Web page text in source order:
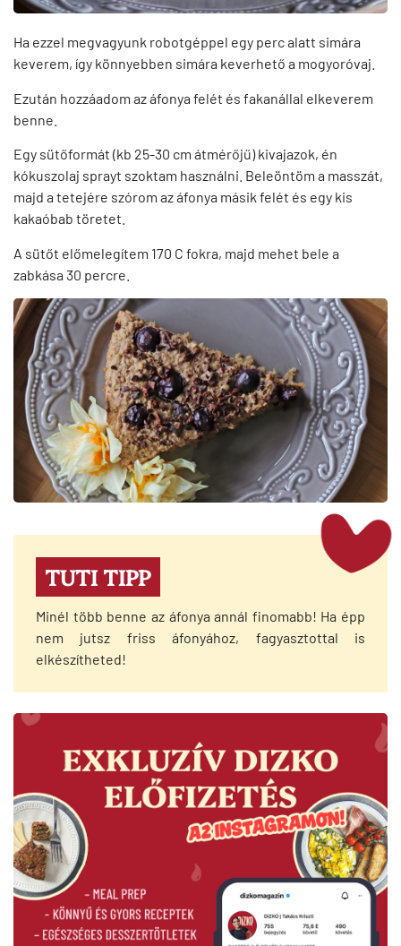
Ha ezzel megvagyunk robotgéppel egy perc alatt simára
keverem, így könnyebben simára keverhető a mogyoróvaj.
Ezután hozzáadom az áfonya felét és fakanállal elkeverem
benne.
Egy sütőformát (kb 25-30 cm átmérőjű) kivajazok, én
kókuszolaj sprayt szoktam használni. Beleöntöm a masszát,
majd a tetejére szórom az áfonya másik felét és egy kis
kakaóbab töretet.
A sütőt előmelegítem 170 C fokra, majd mehet bele a
zabkása 30 percre.
TUTI TIPP
Minél több benne az áfonya annál finomabb! Ha épp
nem jutsz friss áfonyához, fagyasztottal is
elkészítheted!